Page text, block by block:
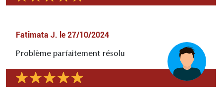
Fatimata J. le 27/10/2024
Problème parfaitement résolu